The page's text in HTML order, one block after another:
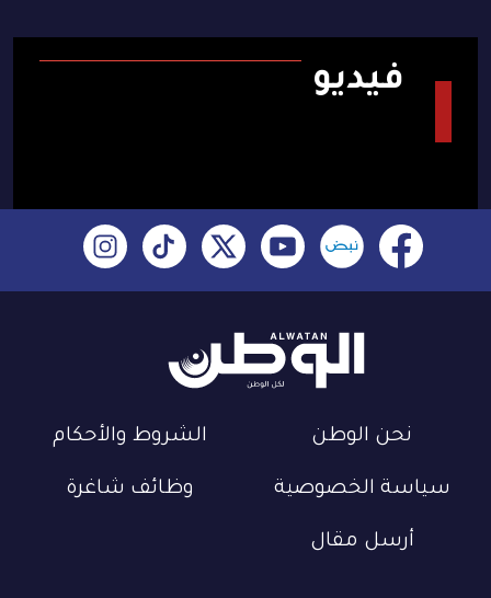
فيديو
نحن الوطن الشروط والأحكام
سياسة الخصوصية وظائف شاغرة
أرسل مقال